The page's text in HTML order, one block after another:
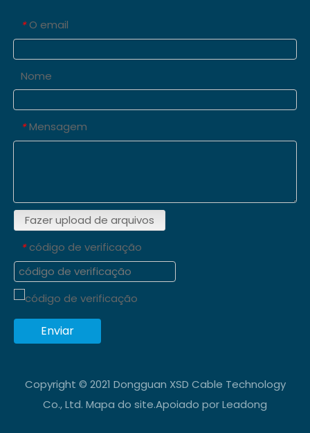
* O email
Nome
* Mensagem
Fazer upload de arquivos
* código de verificação
Enviar
Copyright © 2021 Dongguan XSD Cable Technology
Co., Ltd. Mapa do site.Apoiado porLeadong